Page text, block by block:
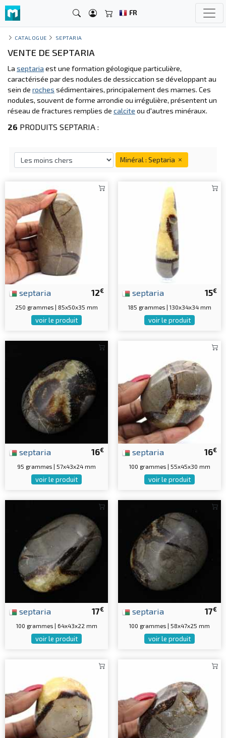
FR
CATALOGUE SEPTARIA
VENTE DE SEPTARIA
La septaria est une formation géologique particulière,
caractérisée par des nodules de dessiccation se développant au
sein de roches sédimentaires, principalement des marnes. Ces
nodules, souvent de forme arrondie ou irrégulière, présentent un
réseau de fractures remplies de calcite ou d'autres minéraux.
26 PRODUITS SEPTARIA :
Minéral : Septaria
12€
septaria
250 grammes | 85x50x35 mm
voir le produit
15€
septaria
185 grammes | 130x34x34 mm
voir le produit
16€
septaria
95 grammes | 57x43x24 mm
voir le produit
16€
septaria
100 grammes | 55x45x30 mm
voir le produit
17€
septaria
100 grammes | 64x43x22 mm
voir le produit
17€
septaria
100 grammes | 58x47x25 mm
voir le produit